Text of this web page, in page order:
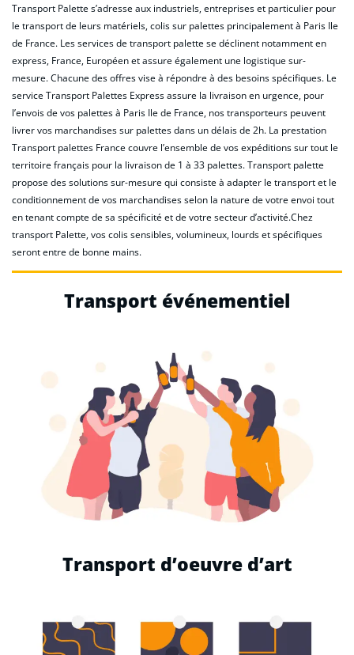
Transport Palette s’adresse aux industriels, entreprises et particulier pour
le transport de leurs matériels, colis sur palettes principalement à Paris Ile
de France. Les services de transport palette se déclinent notamment en
express, France, Européen et assure également une logistique sur-
mesure. Chacune des offres vise à répondre à des besoins spécifiques. Le
service Transport Palettes Express assure la livraison en urgence, pour
l’envois de vos palettes à Paris Ile de France, nos transporteurs peuvent
livrer vos marchandises sur palettes dans un délais de 2h. La prestation
Transport palettes France couvre l’ensemble de vos expéditions sur tout le
territoire français pour la livraison de 1 à 33 palettes. Transport palette
propose des solutions sur-mesure qui consiste à adapter le transport et le
conditionnement de vos marchandises selon la nature de votre envoi tout
en tenant compte de sa spécificité et de votre secteur d’activité.Chez
transport Palette, vos colis sensibles, volumineux, lourds et spécifiques
seront entre de bonne mains.
Transport événementiel
Transport d’oeuvre d’art